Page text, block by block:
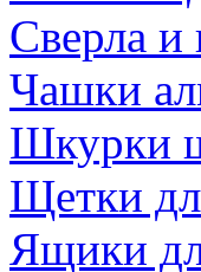
Сверла и
Чашки
Шкурки
Щетки
Ящики